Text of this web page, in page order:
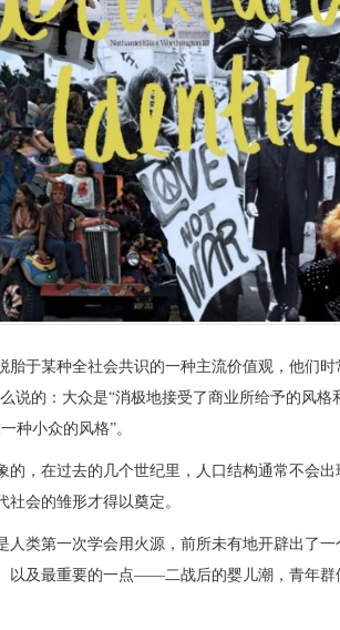
胎于某种全社会共识的一种主流价值观，他们
说的：大众是“消极地接受了商业所给予的风格
种小众的风格”。
的，在过去的几个世纪里，人口结构通常不会
会的雏形才得以奠定。
人类第一次学会用火源，前所未有地开辟出了
以及最重要的一点——二战后的婴儿潮，青年群